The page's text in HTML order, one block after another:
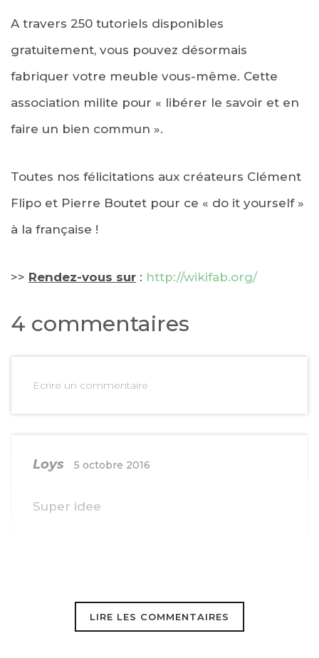
A travers 250 tutoriels disponibles
gratuitement, vous pouvez désormais
fabriquer votre meuble vous-même. Cette
association milite pour « libérer le savoir et en
faire un bien commun ».
Toutes nos félicitations aux créateurs Clément
Flipo et Pierre Boutet pour ce « do it yourself »
à la française !
>> Rendez-vous sur : http://wikifab.org/
4 commentaires
Ecrire un commentaire
Loys 5 octobre 2016
Super idee
5 octobre 2016
LIRE LES COMMENTAIRES